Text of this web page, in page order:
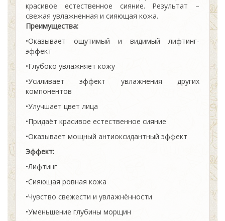
красивое естественное сияние. Результат –
свежая увлажненная и сияющая кожа.
Преимущества:
•Оказывает ощутимый и видимый лифтинг-
эффект
•Глубоко увлажняет кожу
•Усиливает эффект увлажнения других
компонентов
•Улучшает цвет лица
•Придаёт красивое естественное сияние
•Оказывает мощный антиоксидантный эффект
Эффект:
•Лифтинг
•Сияющая ровная кожа
•Чувство свежести и увлажнённости
•Уменьшение глубины морщин